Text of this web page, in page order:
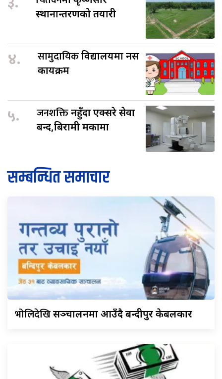
स्थानान्तरणको तयारी
४. सामुदायिकविद्यालयमा नर्स
कार्यक्रम
५. जनशक्तिनहुँदा एक्सरे सेवा
बन्द,बिरामी मर्कामा
सम्बन्धित समाचार
भोलिदेखिसञ्चालनमा आउँदै बन्दीपुर केबलकार